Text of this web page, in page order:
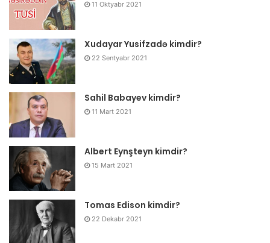
Məzmun
Tomas Edison Karyerası
1.1 Tomas Edison mükafatları
Tomas Edison
Karyerası
11 Oktyabr 2021
Xudayar Yusifzadə kimdir?
22 Sentyabr 2021
Sahil Babayev kimdir?
11 Mart 2021
Albert Eynşteyn kimdir?
15 Mart 2021
Tomas Edison kimdir?
22 Dekabr 2021